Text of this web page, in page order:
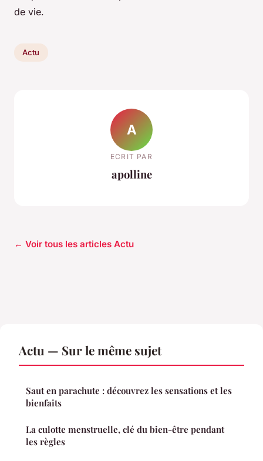
de vie.
Actu
A
ECRIT PAR
apolline
← Voir tous les articles Actu
Actu — Sur le même sujet
Saut en parachute : découvrez les sensations et les
bienfaits
La culotte menstruelle, clé du bien-être pendant
les règles